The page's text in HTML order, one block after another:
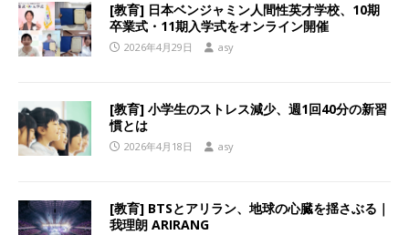
[教育] 日本ベンジャミン人間性英才学校、10期
卒業式・11期入学式をオンライン開催
2026年4月29日 asy
[教育] 小学生のストレス減少、週1回40分の新習
慣とは
2026年4月18日 asy
[教育] BTSとアリラン、地球の心臓を揺さぶる｜
我理朗 ARIRANG